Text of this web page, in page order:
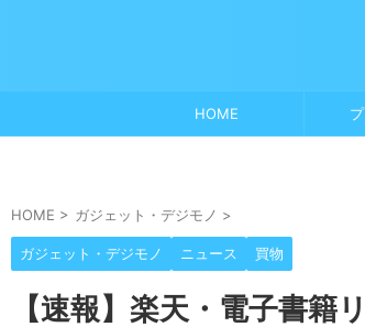
HOME
HOME > ガジェット・デジモノ >
ガジェット・デジモノ ニュース 買物
【速報】楽天・電子書籍